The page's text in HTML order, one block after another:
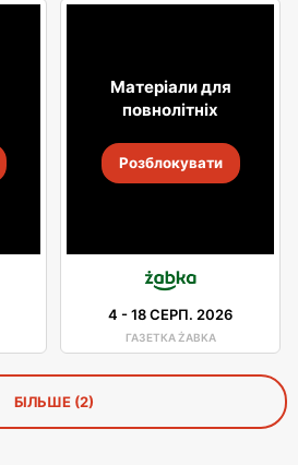
Матеріали для
повнолітніх
Розблокувати
4 -18 СЕРП. 2026
ГАЗЕТКА ŻABKA
БІЛЬШЕ (2)